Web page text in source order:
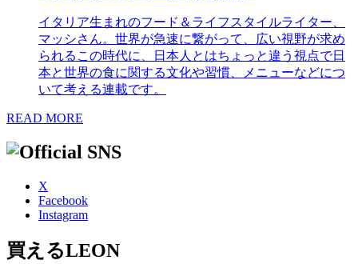
イタリア生まれのフード＆ライフスタイルライター、
マッシさん。世界が急速に繋がって、広い視野が求め
られるこの時代に、日本人とはちょっと違う視点で日
本と世界の食に関する文化や習慣、メニューなどにつ
いて考える連載です。
READ MORE
X
Facebook
Instagram
買えるLEON